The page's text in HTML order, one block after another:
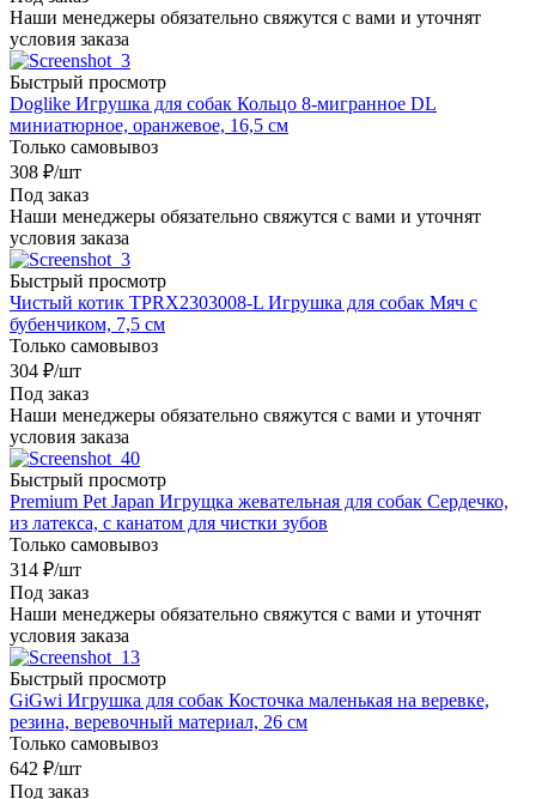
Наши менеджеры обязательно свяжутся с вами и уточнят
условия заказа
Быстрый просмотр
Doglike Игрушка для собак Кольцо 8-мигранное DL
миниатюрное, оранжевое, 16,5 см
Только самовывоз
308 ₽/шт
Под заказ
Наши менеджеры обязательно свяжутся с вами и уточнят
условия заказа
Быстрый просмотр
Чистый котик TPRХ2303008-L Игрушка для собак Мяч с
бубенчиком, 7,5 см
Только самовывоз
304 ₽/шт
Под заказ
Наши менеджеры обязательно свяжутся с вами и уточнят
условия заказа
Быстрый просмотр
Premium Pet Japan Игрущка жевательная для собак Сердечко,
из латекса, с канатом для чистки зубов
Только самовывоз
314 ₽/шт
Под заказ
Наши менеджеры обязательно свяжутся с вами и уточнят
условия заказа
Быстрый просмотр
GiGwi Игрушка для собак Косточка маленькая на веревке,
резина, веревочный материал, 26 см
Только самовывоз
642 ₽/шт
Под заказ